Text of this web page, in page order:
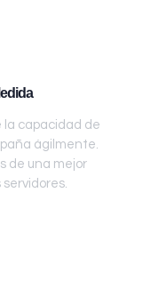
la capacidad de
ágilmente.
de una mejor